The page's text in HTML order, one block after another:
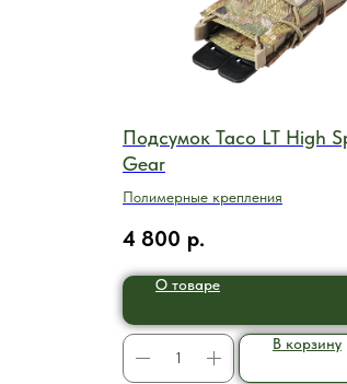
Подсумок Taco LT High
Gear
Полимерные крепления
4 800 р.
О товаре
В корзину